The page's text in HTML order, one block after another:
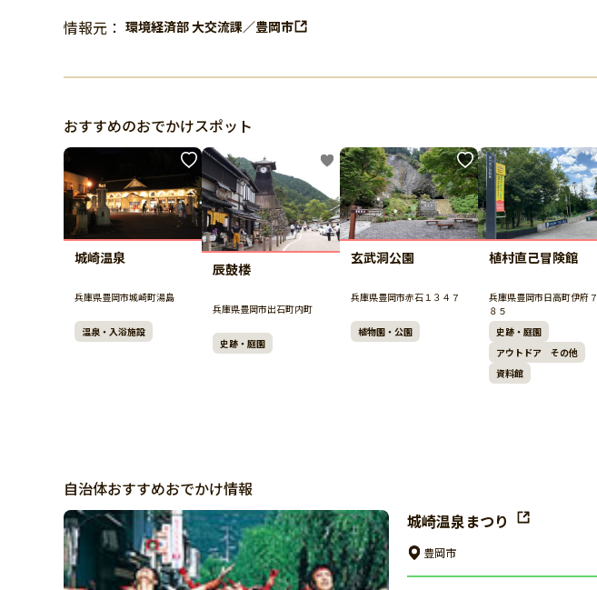
情報元： 環境経済部 大交流課／豊岡市
おすすめのおでかけスポット
城崎温泉
兵庫県豊岡市城崎町湯島
温泉・入浴施設
辰鼓楼
兵庫県豊岡市出石町内町
史跡・庭園
玄武洞公園
兵庫県豊岡市赤石１３４７
植物園・公園
植村直己冒険館
兵庫県豊岡市日高町伊府７
８５
史跡・庭園
アウトドア その他
資料館
自治体おすすめおでかけ情報
城崎温泉まつり
豊岡市